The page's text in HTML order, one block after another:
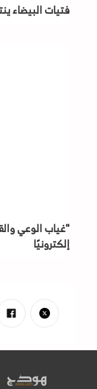
فتيات البيضاء
"غياب الوعي
إلكترونيًا